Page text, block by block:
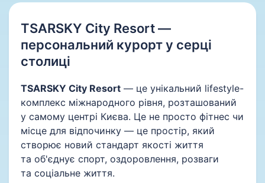
TSARSKY City Resort —
персональний курорт у серці
столиці
TSARSKY City Resort — це унікальний lifestyle-
комплекс міжнародного рівня, розташований
у самому центрі Києва. Це не просто фітнес чи
місце для відпочинку — це простір, який
створює новий стандарт якості життя
та об'єднує спорт, оздоровлення, розваги
та соціальне життя.